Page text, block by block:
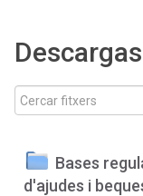
Descargas
Bases
d'ajudes i